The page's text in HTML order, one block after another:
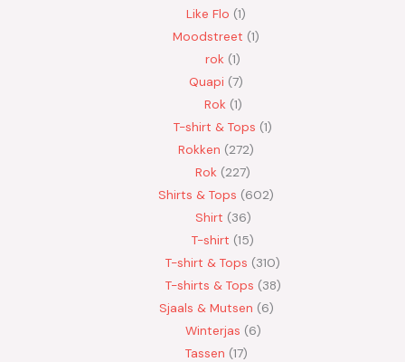
Like Flo 1
Moodstreet 1
rok 1
Quapi 7
Rok 1
T-shirt & Tops 1
Rokken 272
Rok 227
Shirts & Tops 602
Shirt 36
T-shirt 15
T-shirt & Tops 310
T-shirts & Tops 38
Sjaals & Mutsen 6
Winterjas 6
Tassen 17